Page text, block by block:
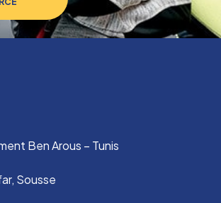
Ben Arous – Tunis
Sousse